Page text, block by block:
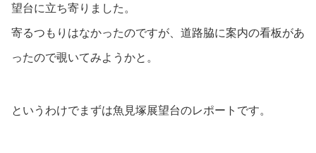
望台に立ち寄りました。
寄るつもりはなかったのですが、道路脇に案内の看板があ
ったので覗いてみようかと。
というわけでまずは魚見塚展望台のレポートです。